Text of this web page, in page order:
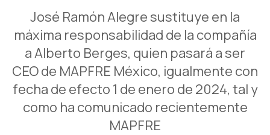
José Ramón Alegre sustituye en la
máxima responsabilidad de la compañía
a Alberto Berges, quien pasará a ser
CEO de MAPFRE México, igualmente con
fecha de efecto 1 de enero de 2024, tal y
como ha comunicado recientemente
MAPFRE